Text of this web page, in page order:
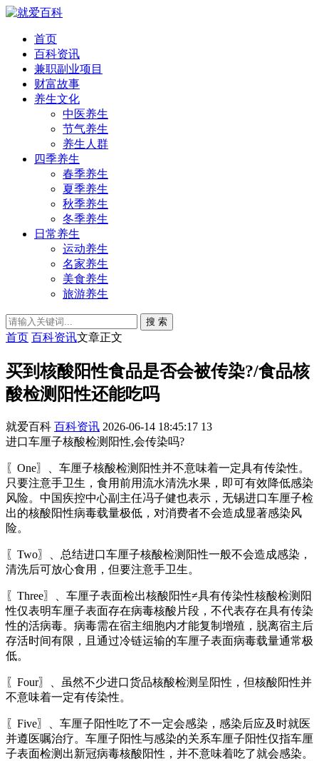
首页
百科资讯
兼职副业项目
财富故事
养生文化
中医养生
节气养生
养生人群
四季养生
春季养生
夏季养生
秋季养生
冬季养生
日常养生
运动养生
名家养生
美食养生
旅游养生
搜 索
首页 百科资讯文章正文
买到核酸阳性食品是否会被传染?/食品核
酸检测阳性还能吃吗
就爱百科 百科资讯 2026-06-14 18:45:17 13
进口车厘子核酸检测阳性,会传染吗?
〖One〗、车厘子核酸检测阳性并不意味着一定具有传染性。
只要注意手卫生，食用前用流水清洗水果，即可有效降低感染
风险。中国疾控中心副主任冯子健也表示，无锡进口车厘子检
出的核酸阳性病毒载量极低，对消费者不会造成显著感染风
险。
〖Two〗、总结进口车厘子核酸检测阳性一般不会造成感染，
清洗后可放心食用，但要注意手卫生。
〖Three〗、车厘子表面检出核酸阳性≠具有传染性核酸检测阳
性仅表明车厘子表面存在病毒核酸片段，不代表存在具有传染
性的活病毒。病毒需在宿主细胞内才能复制增殖，脱离宿主后
存活时间有限，且通过冷链运输的车厘子表面病毒载量通常极
低。
〖Four〗、虽然不少进口货品核酸检测呈阳性，但核酸阳性并
不意味着一定有传染性。
〖Five〗、车厘子阳性吃了不一定会感染，感染后应及时就医
并遵医嘱治疗。车厘子阳性与感染的关系车厘子阳性仅指车厘
子表面检测出新冠病毒核酸阳性，并不意味着吃了就会感染。